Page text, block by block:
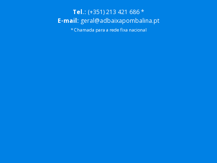
Tel.: (+351) 213 421 686 *
E-mail: geral@adbaixapombalina.pt
* Chamada para a rede fixa nacional